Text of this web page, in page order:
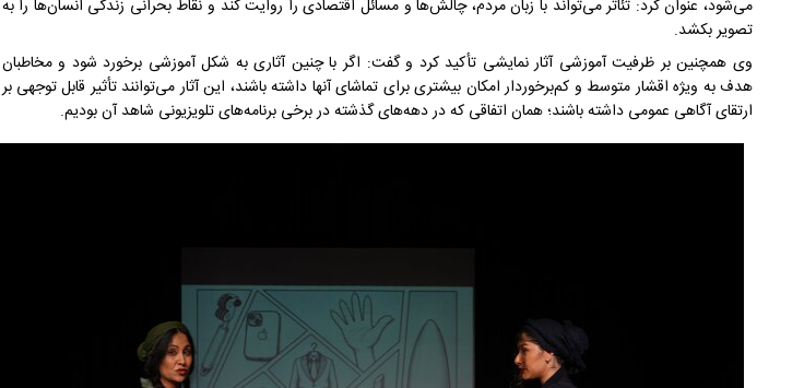
می‌شود، عنوان کرد: تئاتر می‌تواند با زبان مردم، چالش‌ها و مسائل اقتصادی را روایت کند و نقاط بحرانی زندگی انسان‌ها را به
تصویر بکشد.
وی همچنین بر ظرفیت آموزشی آثار نمایشی تأکید کرد و گفت: اگر با چنین آثاری به شکل آموزشی برخورد شود و مخاطبان
هدف به ویژه اقشار متوسط و کم‌برخوردار امکان بیشتری برای تماشای آنها داشته باشند، این آثار می‌توانند تأثیر قابل توجهی بر
ارتقای آگاهی عمومی داشته باشند؛ همان اتفاقی که در دهه‌های گذشته در برخی برنامه‌های تلویزیونی شاهد آن بودیم.